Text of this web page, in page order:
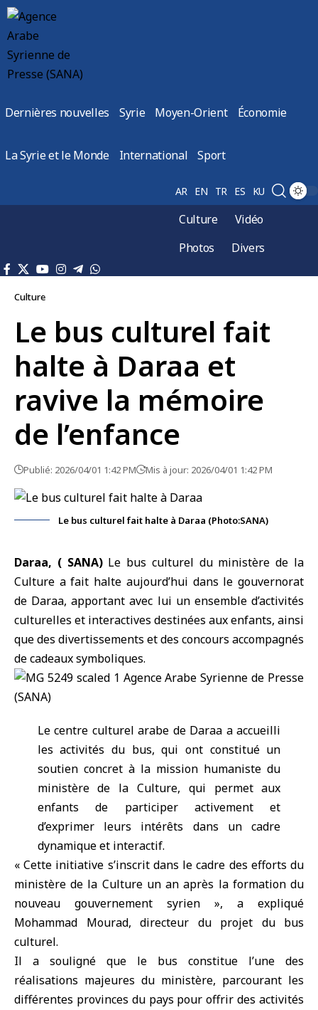
Dernières nouvelles Syrie Moyen-Orient Économie
La Syrie et le Monde International Sport
AR EN TR ES KU
Culture
Vidéo
Photos
Divers
Culture
Le bus culturel fait
halte à Daraa et
ravive la mémoire
de l’enfance
Publié: 2026/04/01 1:42 PM Mis à jour: 2026/04/01 1:42 PM
Le bus culturel fait halte à Daraa (Photo:SANA)
Daraa, ( SANA)Le bus culturel du ministère de la
Culture a fait halte aujourd’hui dans le gouvernorat
de Daraa, apportant avec lui un ensemble d’activités
culturelles et interactives destinées aux enfants, ainsi
que des divertissements et des concours accompagnés
de cadeaux symboliques.
Le centre culturel arabe de Daraa a accueilli
les activités du bus, qui ont constitué un
soutien concret à la mission humaniste du
ministère de la Culture, qui permet aux
enfants de participer activement et
d’exprimer leurs intérêts dans un cadre
dynamique et interactif.
« Cette initiative s’inscrit dans le cadre des efforts du
ministère de la Culture un an après la formation du
nouveau gouvernement syrien », a expliqué
Mohammad Mourad, directeur du projet du bus
culturel.
Il a souligné que le bus constitue l’une des
réalisations majeures du ministère, parcourant les
différentes provinces du pays pour offrir des activités